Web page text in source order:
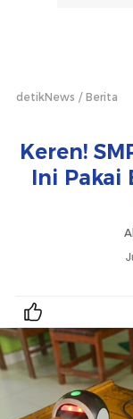
detikNews Berita
Keren!
Ini Pakai